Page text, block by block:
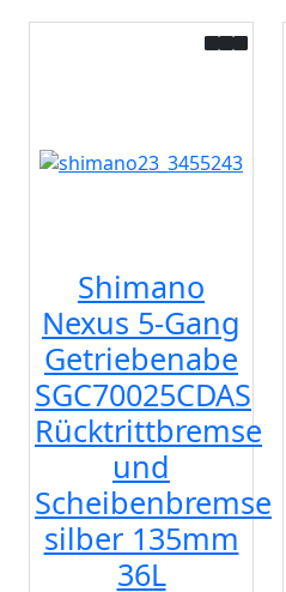
Shimano
Nexus 5-Gang
Getriebenabe
SGC70025CDAS
Rücktrittbremse
und
Scheibenbremse
silber 135mm
36L